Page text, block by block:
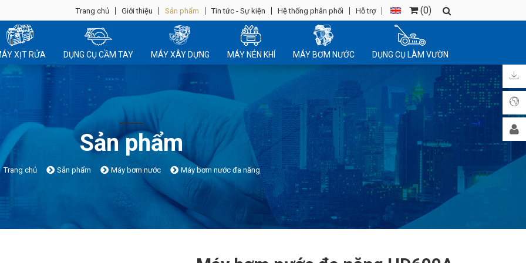
Trang chủ Giới thiệu Sản phẩm Tin tức - Sự kiện Hệ thống phân phối Hỗ trợ (0)
XỊT RỬA DỤNG CỤ CẦM TAY MÁY XÂY DỰNG MÁY NÉN KHÍ MÁY BƠM NƯỚC DỤNG CỤ LÀM VƯỜN
Sản phẩm
Trang chủ Sản phẩm Máy bơm nước Máy bơm nước đa năng